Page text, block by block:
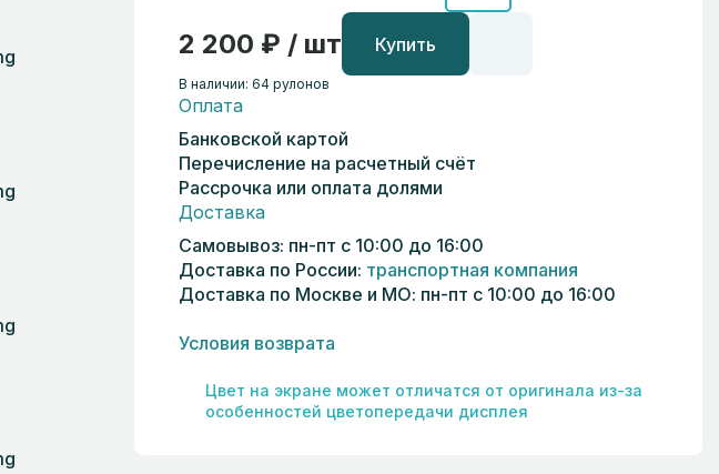
2 200 ₽ / шт Купить
В наличии: 64 рулонов
Оплата
Банковской картой
Перечисление на расчетный счёт
Рассрочка или оплата долями
Доставка
Самовывоз: пн-пт с 10:00 до 16:00
Доставка по России: транспортная компания
Доставка по Москве и МО: пн-пт с 10:00 до 16:00
Условия возврата
Цвет на экране может отличатся от оригинала из-за
особенностей цветопередачи дисплея